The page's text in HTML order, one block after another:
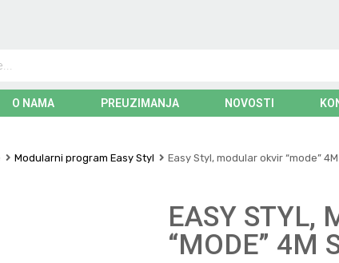
O NAMA PREUZIMANJA NOVOSTI
Modularni program Easy Styl Easy Styl, modular okvir “mode”
EASY STYL,
“MODE” 4M